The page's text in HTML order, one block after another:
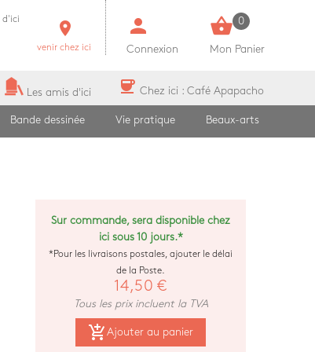
d'ici room
venir chez ici
person
Connexion
shopping_basket 0
Mon Panier
Les amis d'ici coffee Chez ici : Café Apapacho
Bande dessinée Vie pratique Beaux-arts
Sur commande, sera disponible chez
ici sous 10 jours.*
*Pour les livraisons postales, ajouter le délai
de la Poste.
14,50 €
Tous les prix incluent la TVA
add_shopping_cart Ajouter au panier